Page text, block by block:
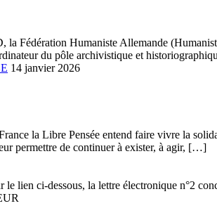
Fédération Humaniste Allemande
du pôle archivistique et
14 janvier 2026
la Libre Pensée entend faire vivre la
permettre de continuer à exister, à agir, […]
lien ci-dessous, la lettre électronique n°2